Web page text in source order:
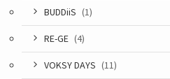
BUDDiiS (1)
RE-GE (4)
VOKSY DAYS (11)